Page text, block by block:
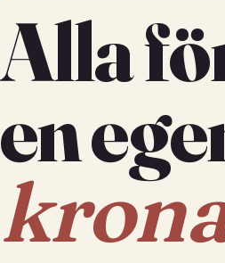
Alla
en